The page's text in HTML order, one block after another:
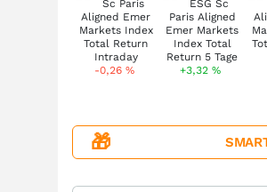
-0,26 % +3,32%
🎁